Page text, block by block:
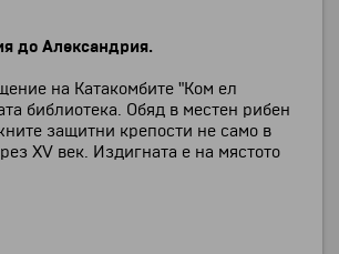
до Александрия.
на Катакомбите "Ком ел
библиотека. Обяд в местен рибен
защитни крепости не само в
XV век. Издигната е на мястото